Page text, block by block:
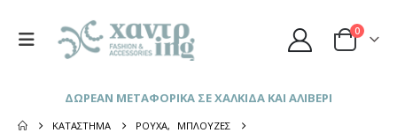
0
ΔΩΡΕΑΝ ΜΕΤΑΦΟΡΙΚΑ ΣΕ ΧΑΛΚΙΔΑ ΚΑΙ ΑΛΙΒΕΡΙ
ΚΑΤΆΣΤΗΜΑ ΡΟΎΧΑ,
ΜΠΛΟΎΖΕΣ